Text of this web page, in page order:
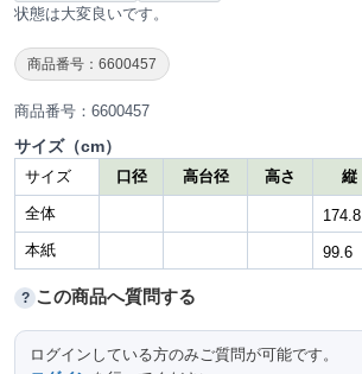
状態は大変良いです。
商品番号：6600457
商品番号：6600457
サイズ（cm）
サイズ 口径 高台径 高さ 縦
全体 174.8
本紙
99.6
? この商品へ質問する
ログインしている方のみご質問が可能です。